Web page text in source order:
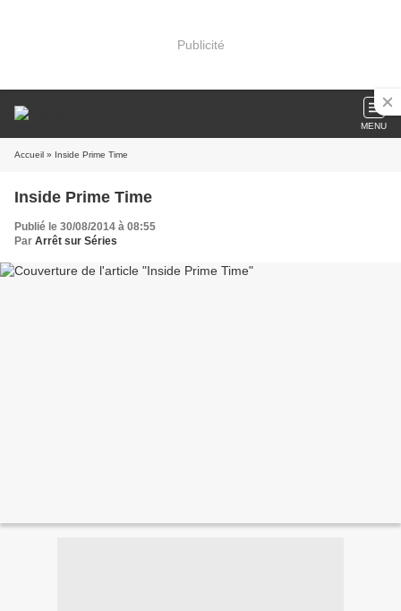
Publicité
MENU
Accueil » Inside Prime Time
Inside Prime Time
Publié le 30/08/2014 à 08:55
Par Arrêt sur Séries